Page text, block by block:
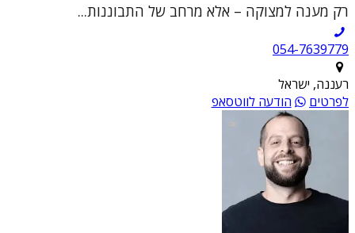
רק מענה למצוקה – אלא מרחב של התבוננות...
054-7639779
רעננה, ישראל
לפרטים
הודעה לווטסאפ